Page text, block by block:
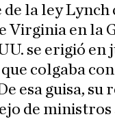
la ley Lynch
Virginia en la
se erigió en
colgaba con
esa guisa, su
de